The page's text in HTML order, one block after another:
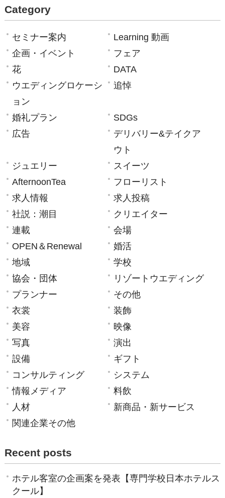
Category
セミナー案内
Learning 動画
企画・イベント
フェア
花
DATA
ウエディングロケーシ
ョン
追悼
婚礼プラン
SDGs
広告
デリバリー&テイクア
ウト
ジュエリー
スイーツ
AfternoonTea
フローリスト
求人情報
求人投稿
社説：潮目
クリエイター
連載
会場
OPEN＆Renewal
婚活
地域
学校
協会・団体
リゾートウエディング
プランナー
その他
衣裳
装飾
美容
映像
写真
演出
設備
ギフト
コンサルティング
システム
情報メディア
料飲
人材
新商品・新サービス
関連企業その他
Recent posts
ホテル客室の企画案を発表【専門学校日本ホテルス
クール】